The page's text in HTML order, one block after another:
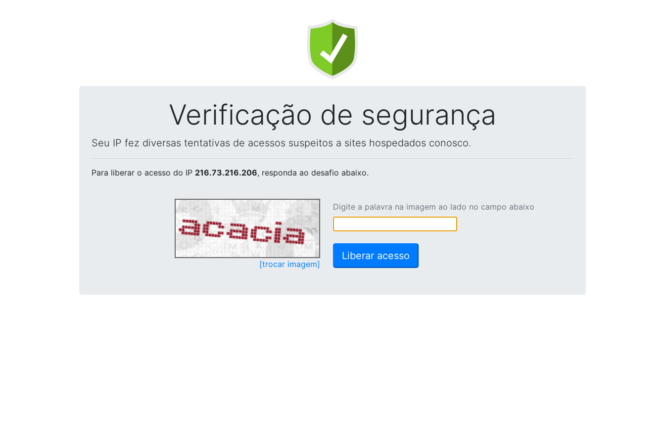
Verificação de segurança
Seu IP fez diversas tentativas de acessos suspeitos a sites hospedados conosco.
Para liberar o acesso do IP 216.73.216.206, responda ao desafio abaixo.
[trocar imagem]
Digite a palavra na imagem ao lado no campo abaixo